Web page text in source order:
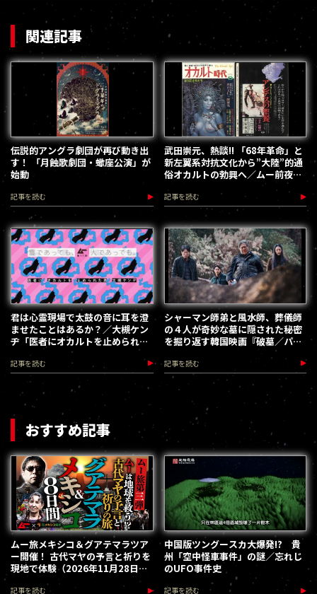
関連記事
伝説的アングラ劇団が再び動き出
す！ 「月蝕歌劇団・蠍座公演」が
始動
記事を読む
武田崇元、熱談!! 「68年革命」と
新左翼系対抗文化から”大陸”的通
俗オカルトの勃興へ／ムー前夜譚
記事を読む
君は心霊現場で太鼓の音に耳を澄
ませたことはあるか？／大槻ケン
ヂ「医者にオカルトを止められた
男」
記事を読む
シャーマン師弟と風水師、葬儀師
の４人が奇妙な墓に隠された秘密
を掘り返す韓国映画『破墓／パミ
記事を読む
おすすめ記事
ムー旅メキシコ＆グアテマラツア
ー開催！ 古代マヤの予言と祈りを
現地で体験（2026年11月28日～
12月5日）
記事を読む
中国版ツングースカ大爆発!? 貴
州「空中怪車事件」の謎／忘れじ
のUFO事件史
記事を読む